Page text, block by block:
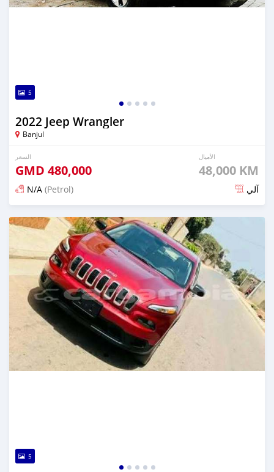
5
2022 Jeep Wrangler
Banjul
السعر
GMD 480,000
الأميال
48,000 KM
N/A (Petrol) آلي
تم النشر منذ حوالي شهر واحد مضت
5